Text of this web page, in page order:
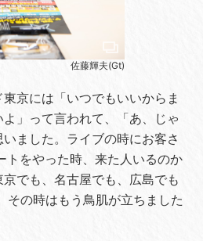
佐藤輝夫(Gt)
京には「いつでもいいからま
」って言われて、「あ、じゃ
ました。ライブの時にお客さ
トをやった時、来た人いるのか
でも、名古屋でも、広島でも
その時はもう鳥肌が立ちました